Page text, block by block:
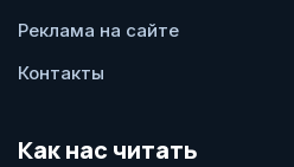
Реклама на сайте
Контакты
Как нас читать